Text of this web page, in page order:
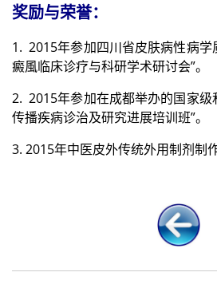
奖励与荣誉：
1. 2015年参加四川省皮肤病性病
癜風临床诊疗与科研学术研讨会”。
2. 2015年参加在成都举办的国家
传播疾病诊治及研究进展培训班”。
3. 2015年中医皮外传统外用制剂制